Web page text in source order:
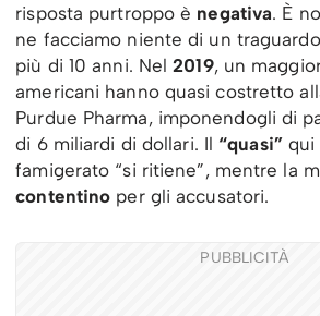
risposta purtroppo è negativa. È
ne facciamo niente di un
più di 10 anni. Nel2019, un
americani hanno quasi costretto
Purdue Pharma, imponendogli di
di 6 miliardi di dollari. Il “quasi”qui
famigerato “si ritiene”, mentre la
contentino per gli accusatori.
PUBBLICITÀ